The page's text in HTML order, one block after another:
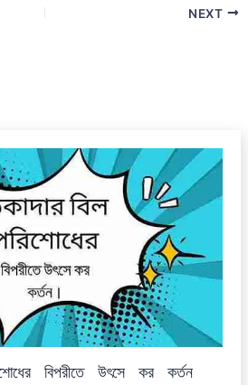
NEXT
বিপরীতে উৎসে কর কর্তন